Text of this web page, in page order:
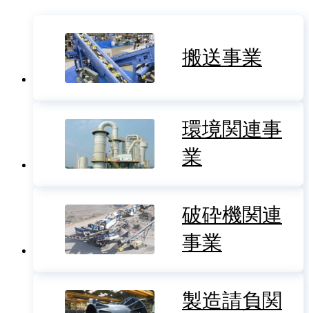
搬送事業
環境関連事
業
破砕機関連
事業
製造請負関